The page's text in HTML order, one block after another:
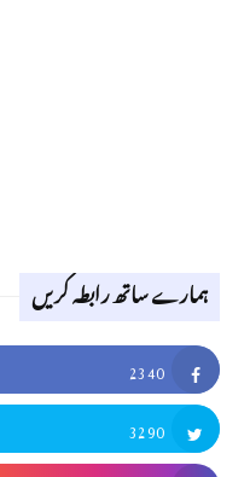
ہمارے ساتھ رابطہ کریں
2340
3290